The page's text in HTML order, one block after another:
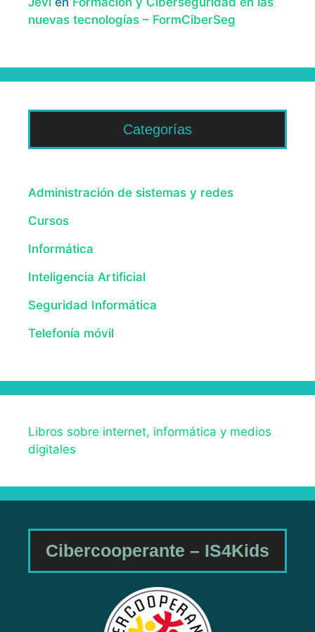
nuevas tecnologías – FormCiberSeg
Categorías
Administración de sistemas y redes
Cursos
Informática
Inteligencia Artificial
Seguridad Informática
Telefonía móvil
Libros sobre internet, informática y medios
digitales
Cibercooperante – IS4Kids